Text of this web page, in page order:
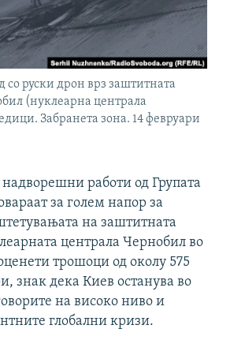
руски дрон врз заштитната
(нуклеарна централа
Забранета зона. 14 февруари
работи од Групата
за голем напор за
на заштитната
централа Чернобил во
трошоци од околу 575
знак дека Киев останува во
на високо ниво и
глобални кризи.